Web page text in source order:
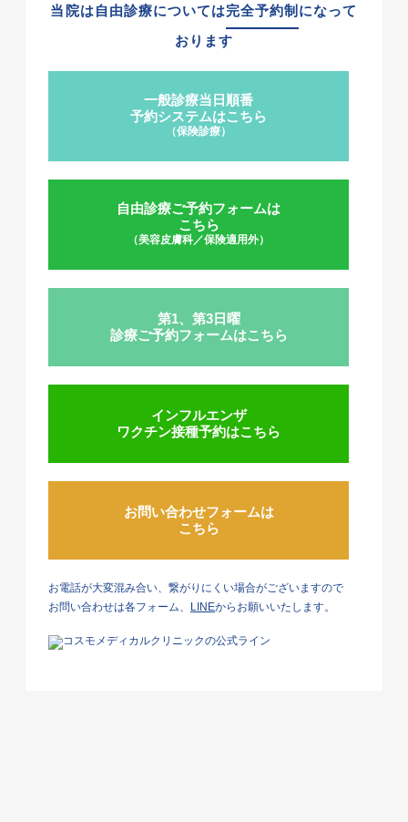
当院は自由診療については完全予約制 になって
おります
一般診療当日順番
予約システムはこちら
（保険診療）
自由診療ご予約フォームは
こちら
（美容皮膚科／保険適用外）
第1、第3日曜
診療ご予約フォームはこちら
インフルエンザ
ワクチン接種予約はこちら
お問い合わせフォームは
こちら
お電話が大変混み合い、繋がりにくい場合がございますので
お問い合わせは各フォーム、 LINEからお願いいたします。